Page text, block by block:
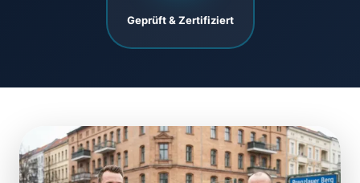
Geprüft & Zertifiziert